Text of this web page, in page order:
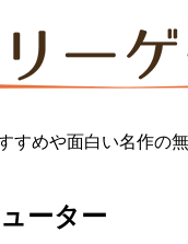
すめや面白い名作の
ーター